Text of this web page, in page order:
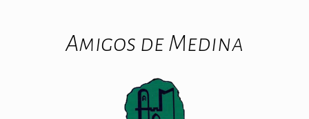
Amigos de Medina